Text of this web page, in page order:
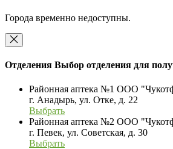
Города временно недоступны.
Отделения Выбор отделения для
Районная аптека №1 ООО
г. Анадырь, ул. Отке, д. 22
Выбрать
Районная аптека №2 ООО
г. Певек, ул. Советская, д. 30
Выбрать